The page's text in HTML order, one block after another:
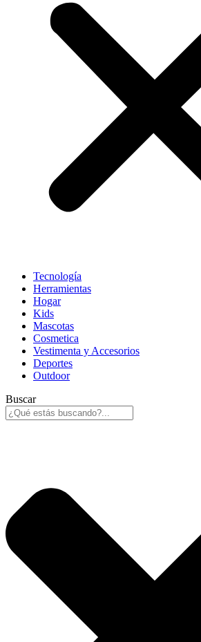
Tecnología
Herramientas
Hogar
Kids
Mascotas
Cosmetica
Vestimenta y Accesorios
Deportes
Outdoor
Buscar